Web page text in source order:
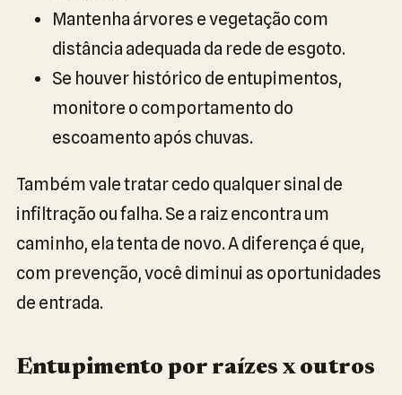
Mantenha árvores e vegetação com
distância adequada da rede de esgoto.
Se houver histórico de entupimentos,
monitore o comportamento do
escoamento após chuvas.
Também vale tratar cedo qualquer sinal de
infiltração ou falha. Se a raiz encontra um
caminho, ela tenta de novo. A diferença é que,
com prevenção, você diminui as oportunidades
de entrada.
Entupimento por raízes x outros